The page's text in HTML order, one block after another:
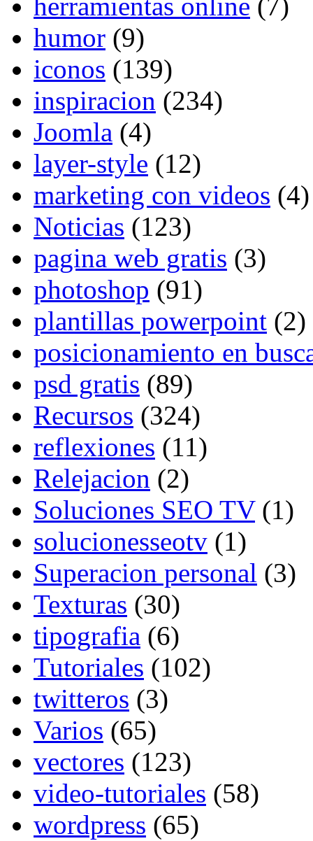
humor (9)
iconos (139)
inspiracion (234)
Joomla (4)
layer-style (12)
marketing con videos (4)
Noticias (123)
pagina web gratis (3)
photoshop (91)
plantillas powerpoint (2)
posicionamiento en
psd gratis (89)
Recursos (324)
reflexiones (11)
Relejacion (2)
Soluciones SEO TV(1)
solucionesseotv (1)
Superacion personal (3)
Texturas (30)
tipografia (6)
Tutoriales (102)
twitteros (3)
Varios (65)
vectores (123)
video-tutoriales (58)
wordpress (65)